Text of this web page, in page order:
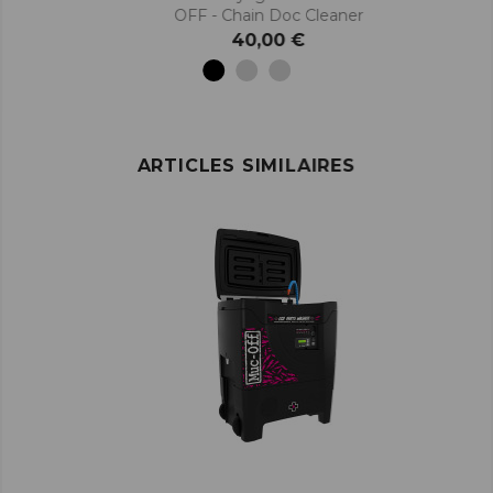
OFF - Chain Doc Cleaner
40,00 €
ARTICLES SIMILAIRES